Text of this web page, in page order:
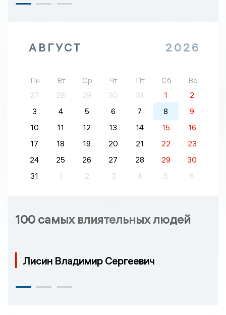
АВГУСТ 2026
Пн Вт Ср Чт Пт Сб
Вс
27
28 29 30 31 1
2
3
4 5 6 7 8
9
10
11 12 13 14 15
16
17
18 19 20 21 22
23
24
25 26 27 28 29
30
31
1 2 3 4 5 6
100 самых влиятельных людей
Лисин Владимир Сергеевич